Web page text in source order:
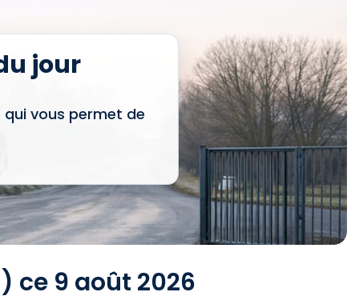
jour
qui vous permet de
ce 9 août 2026